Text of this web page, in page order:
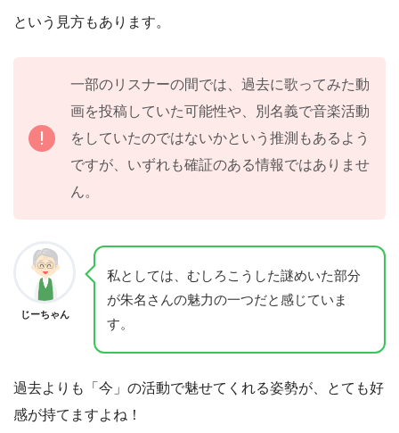
という見方もあります。
一部のリスナーの間では、過去に歌ってみた動
画を投稿していた可能性や、別名義で音楽活動
をしていたのではないかという推測もあるよう
ですが、いずれも確証のある情報ではありませ
ん。
じーちゃん
私としては、むしろこうした謎めいた部分
が朱名さんの魅力の一つだと感じていま
す。
過去よりも「今」の活動で魅せてくれる姿勢が、とても好
感が持てますよね！